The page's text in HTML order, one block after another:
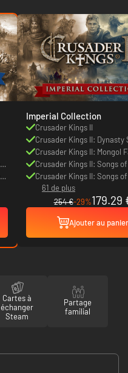
Imperial Collection
Crusader Kings II
Crusader Kings II: Dynasty
Crusader Kings II: Mongol
Crusader Kings II: Songs
Crusader Kings II: Songs
61 de plus
254 €-29%179.29
Ajouter au panier
Cartes à
échanger
Steam
Partage
familial